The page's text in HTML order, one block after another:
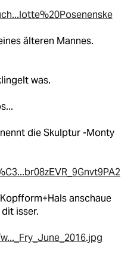
älteren Mannes.
was.
die Skulptur -Monty
anschaue
isser.